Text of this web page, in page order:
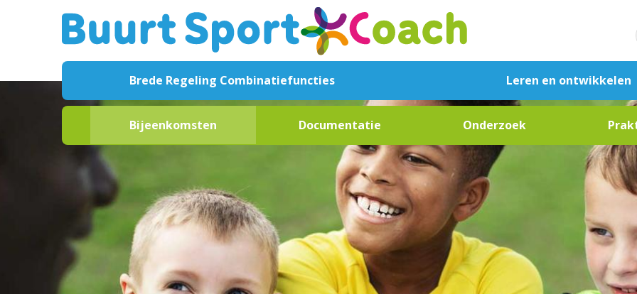
Brede Regeling Combinatiefuncties
Over de regeling
Procedure
Monitor
Formele documentatie
Handige links
Leren en ontwikkelen
Programma LAB
Behoeftepeiling
Scholing aanmelden
Carrièrepaden
Bijeenkomsten
Presentaties
Webinars
Podcasts
Documentatie
Magazines
Brochures
Factsheets
Nieuwsbrieven
Onderzoek
Algemeen
Proeftuinen
Clubkadercoaches
Beweegvriendelijke
buurten